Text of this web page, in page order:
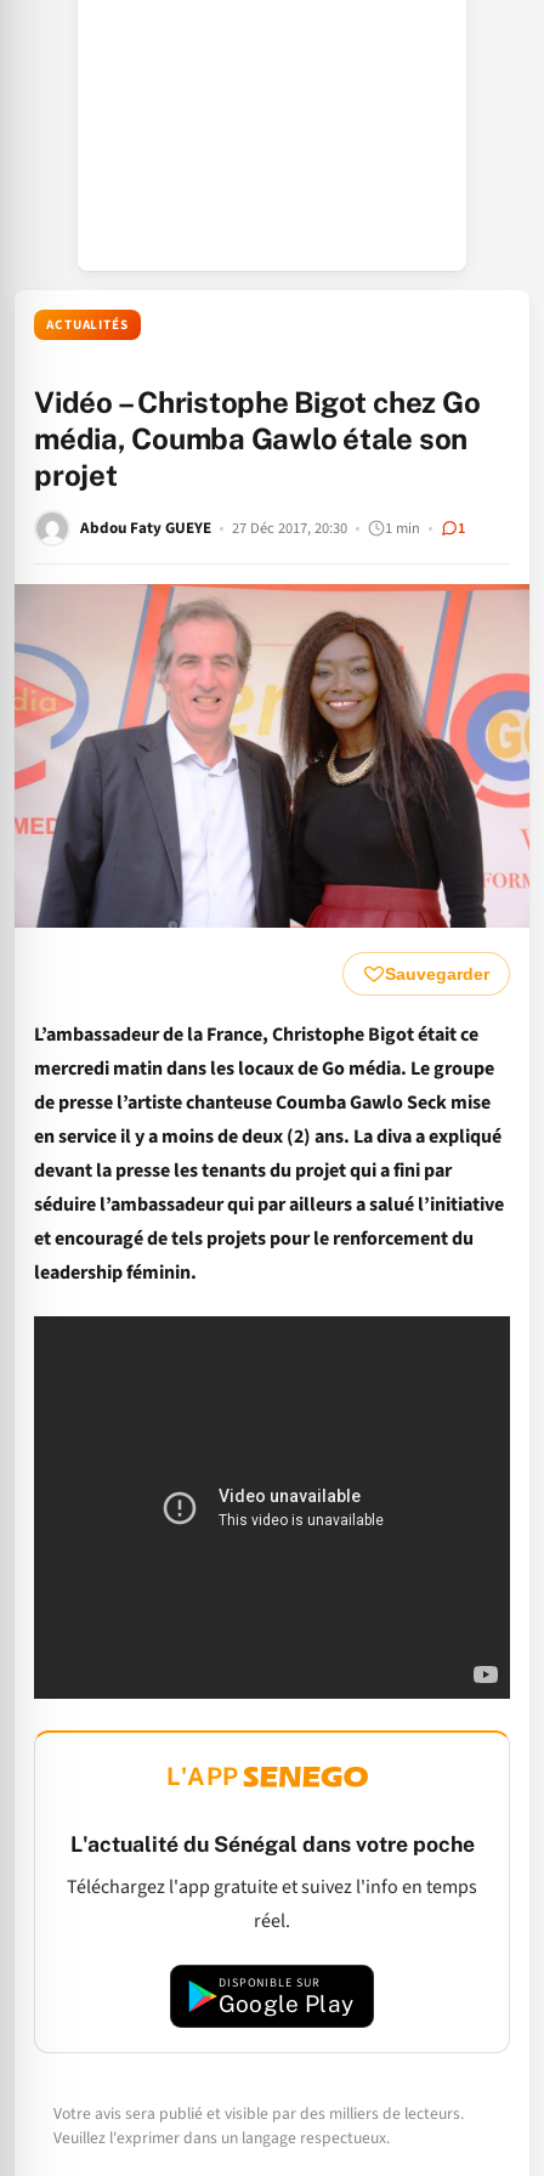
ACTUALITÉS
Vidéo – Christophe Bigot chez Go
média, Coumba Gawlo étale son
projet
Abdou Faty GUEYE 27 Déc 2017, 20:30 1 min 1
Sauvegarder
L’ambassadeur de la France, Christophe Bigot était ce
mercredi matin dans les locaux de Go média. Le groupe
de presse l’artiste chanteuse Coumba Gawlo Seck mise
en service il y a moins de deux (2) ans. La diva a expliqué
devant la presse les tenants du projet qui a fini par
séduire l’ambassadeur qui par ailleurs a salué l’initiative
et encouragé de tels projets pour le renforcement du
leadership féminin.
L'APP
L'actualité du Sénégal dans votre poche
Téléchargez l'app gratuite et suivez l'info en temps
réel.
DISPONIBLE SUR
Google Play
Votre avis sera publié et visible par des milliers de lecteurs.
Veuillez l'exprimer dans un langage respectueux.